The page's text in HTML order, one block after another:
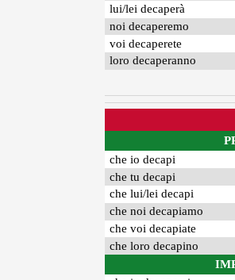
lui/lei decaperà
noi decaperemo
voi decaperete
loro decaperanno
che io decapi
che tu decapi
che lui/lei decapi
che noi decapiamo
che voi decapiate
che loro decapino